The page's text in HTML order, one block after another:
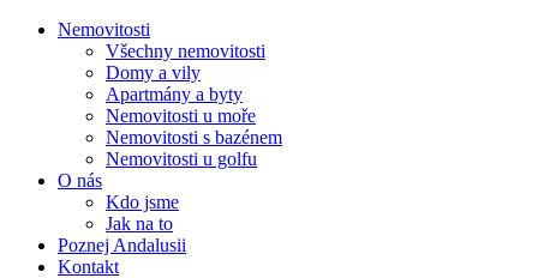
Nemovitosti
Všechny nemovitosti
Domy a vily
Apartmány a byty
Nemovitosti u moře
Nemovitosti s bazénem
Nemovitosti u golfu
O nás
Kdo jsme
Jak na to
Poznej Andalusii
Kontakt